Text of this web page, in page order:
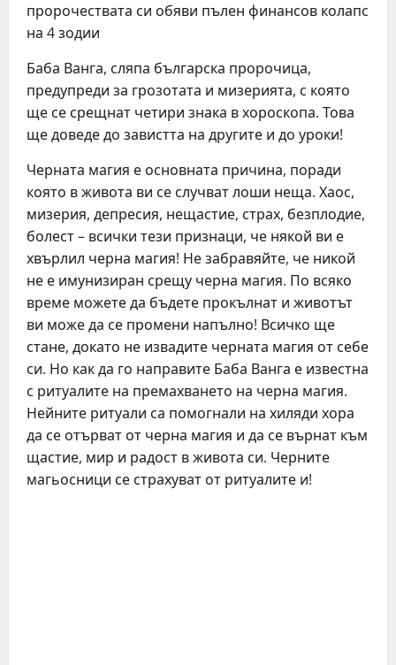
пророчествата си обяви пълен финансов колапс
на 4 зодии
Баба Ванга, сляпа българска пророчица,
предупреди за грозотата и мизерията, с която
ще се срещнат четири знака в хороскопа. Това
ще доведе до завистта на другите и до уроки!
Черната магия е основната причина, поради
която в живота ви се случват лоши неща. Хаос,
мизерия, депресия, нещастие, страх, безплодие,
болест – всички тези признаци, че някой ви е
хвърлил черна магия! Не забравяйте, че никой
не е имунизиран срещу черна магия. По всяко
време можете да бъдете прокълнат и животът
ви може да се промени напълно! Всичко ще
стане, докато не извадите черната магия от себе
си. Но как да го направите Баба Ванга е известна
с ритуалите на премахването на черна магия.
Нейните ритуали са помогнали на хиляди хора
да се отърват от черна магия и да се върнат към
щастие, мир и радост в живота си. Черните
магьосници се страхуват от ритуалите и!